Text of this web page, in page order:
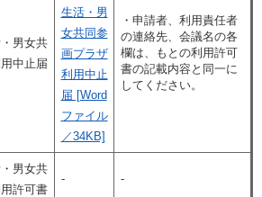
男女共
中止届
生活・男
女共同参
画プラザ
利用中止
届 [Word
ファイル
／34KB]
・申請者、利用責任者
の連絡先、会議名の各
欄は、もとの利用許可
書の記載内容と同一に
してください。
男女共
許可書
- -